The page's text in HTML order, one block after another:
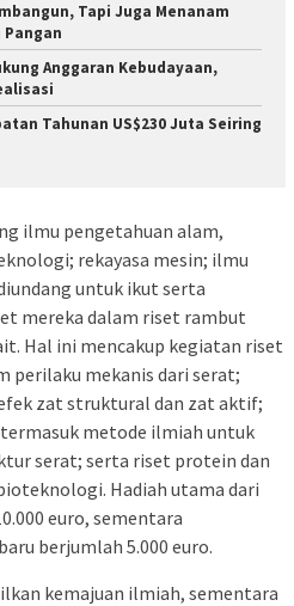
Tapi Juga Menanam
Anggaran Kebudayaan,
Tahunan US$230 Juta Seiring
ilmu pengetahuan alam,
rekayasa mesin; ilmu
untuk ikut serta
mereka dalam riset rambut
Hal ini mencakup kegiatan riset
perilaku mekanis dari serat;
zat struktural dan zat aktif;
metode ilmiah untuk
serat; serta riset protein dan
Hadiah utama dari
euro, sementara
berjumlah 5.000 euro.
kemajuan ilmiah, sementara